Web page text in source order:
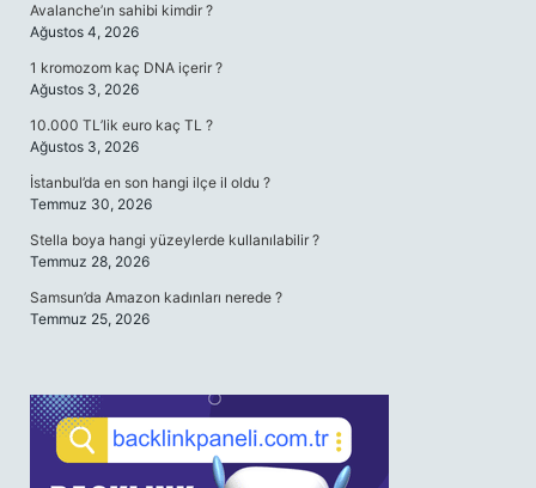
Avalanche’ın sahibi kimdir ?
Ağustos 4, 2026
1 kromozom kaç DNA içerir ?
Ağustos 3, 2026
10.000 TL’lik euro kaç TL ?
Ağustos 3, 2026
İstanbul’da en son hangi ilçe il oldu ?
Temmuz 30, 2026
Stella boya hangi yüzeylerde kullanılabilir ?
Temmuz 28, 2026
Samsun’da Amazon kadınları nerede ?
Temmuz 25, 2026